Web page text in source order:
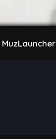
MuzLauncher